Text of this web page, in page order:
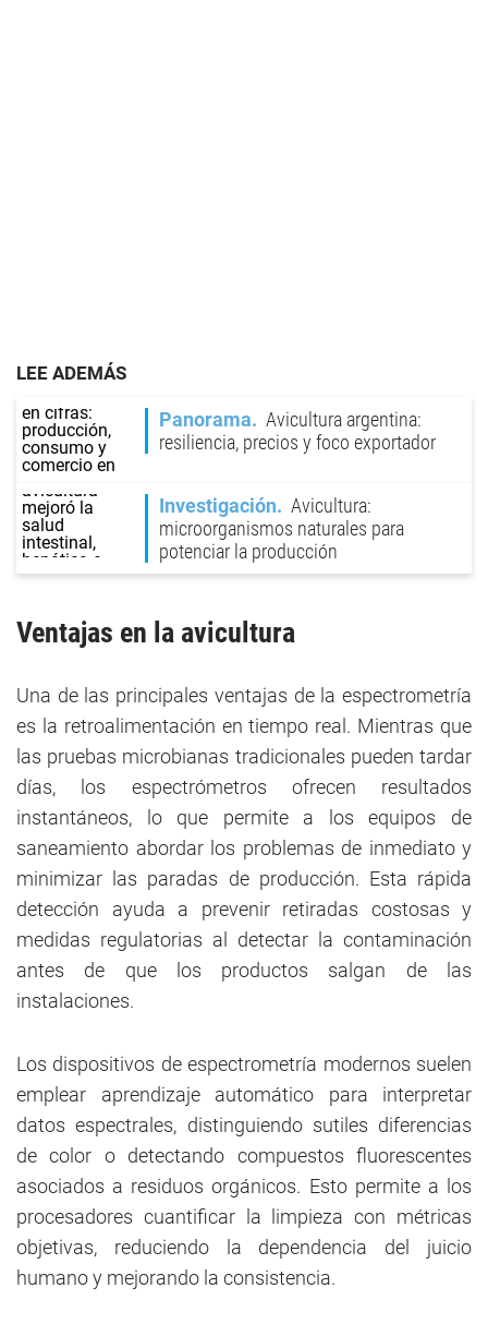
LEE ADEMÁS
Panorama
Avicultura argentina:
resiliencia, precios y foco exportador
Investigación
Avicultura:
microorganismos naturales para
potenciar la producción
Ventajas en la avicultura
Una de las principales ventajas de la espectrometría
es la retroalimentación en tiempo real. Mientras que
las pruebas microbianas tradicionales pueden tardar
días, los espectrómetros ofrecen resultados
instantáneos, lo que permite a los equipos de
saneamiento abordar los problemas de inmediato y
minimizar las paradas de producción. Esta rápida
detección ayuda a prevenir retiradas costosas y
medidas regulatorias al detectar la contaminación
antes de que los productos salgan de las
instalaciones.
Los dispositivos de espectrometría modernos suelen
emplear aprendizaje automático para interpretar
datos espectrales, distinguiendo sutiles diferencias
de color o detectando compuestos fluorescentes
asociados a residuos orgánicos. Esto permite a los
procesadores cuantificar la limpieza con métricas
objetivas, reduciendo la dependencia del juicio
humano y mejorando la consistencia.